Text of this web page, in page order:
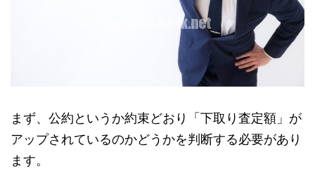
まず、公約というか約束どおり「下取り査定額」が
アップされているのかどうかを判断する必要があり
ます。